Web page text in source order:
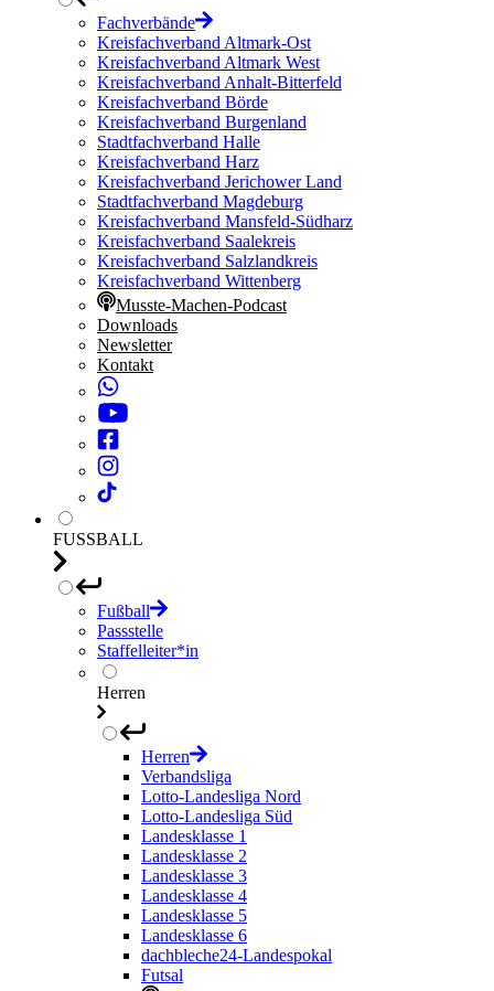
Fachverbände
Kreisfachverband Altmark-Ost
Kreisfachverband Altmark West
Kreisfachverband Anhalt-Bitterfeld
Kreisfachverband Börde
Kreisfachverband Burgenland
Stadtfachverband Halle
Kreisfachverband Harz
Kreisfachverband Jerichower Land
Stadtfachverband Magdeburg
Kreisfachverband Mansfeld-Südharz
Kreisfachverband Saalekreis
Kreisfachverband Salzlandkreis
Kreisfachverband Wittenberg
Musste-Machen-Podcast
Downloads
Newsletter
Kontakt
FUSSBALL
Fußball
Passstelle
Staffelleiter*in
Herren
Herren
Verbandsliga
Lotto-Landesliga Nord
Lotto-Landesliga Süd
Landesklasse 1
Landesklasse 2
Landesklasse 3
Landesklasse 4
Landesklasse 5
Landesklasse 6
dachbleche24-Landespokal
Futsal